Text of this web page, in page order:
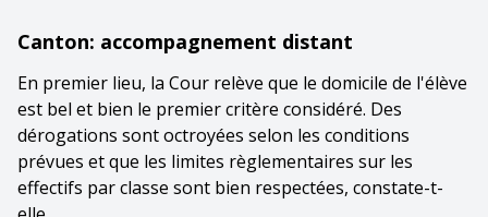
Canton: accompagnement distant
En premier lieu, la Cour relève que le domicile de l'élève
est bel et bien le premier critère considéré. Des
dérogations sont octroyées selon les conditions
prévues et que les limites règlementaires sur les
effectifs par classe sont bien respectées, constate-t-